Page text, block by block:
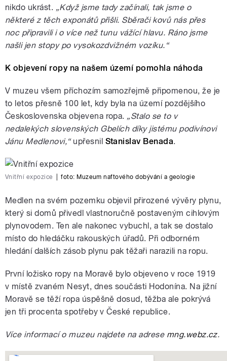
nikdo ukrást. „Když jsme tady začínali, tak jsme o
některé z těch exponátů přišli. Sběrači kovů nás přes
noc připravili i o více než tunu vážící hlavu. Ráno jsme
našli jen stopy po vysokozdvižném vozíku.“
K objevení ropy na našem území pomohla náhoda
V muzeu všem příchozím samozřejmě připomenou, že je
to letos přesně 100 let, kdy byla na území pozdějšího
Československa objevena ropa. „Stalo se to v
nedalekých slovenských Gbelích díky jistému podivínovi
Jánu Medlenovi,“upřesnil Stanislav Benada.
Vnitřní expozice foto:Muzeum naftového dobývání a geologie
Medlen na svém pozemku objevil přirozené vývěry plynu,
který si domů přivedl vlastnoručně postaveným cihlovým
plynovodem. Ten ale nakonec vybuchl, a tak se dostalo
místo do hledáčku rakouských úřadů. Při odborném
hledání dalších zásob plynu pak těžaři narazili na ropu.
První ložisko ropy na Moravě bylo objeveno v roce 1919
v místě zvaném Nesyt, dnes součásti Hodonína. Na jižní
Moravě se těží ropa úspěšně dosud, těžba ale pokrývá
jen tři procenta spotřeby v České republice.
Více informací o muzeu najdete na adrese mng.webz.cz.